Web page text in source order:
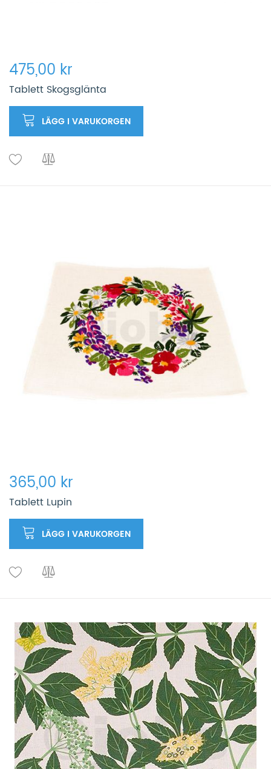
475,00 kr
Tablett Skogsglänta
LÄGG I VARUKORGEN
365,00 kr
Tablett Lupin
LÄGG I VARUKORGEN